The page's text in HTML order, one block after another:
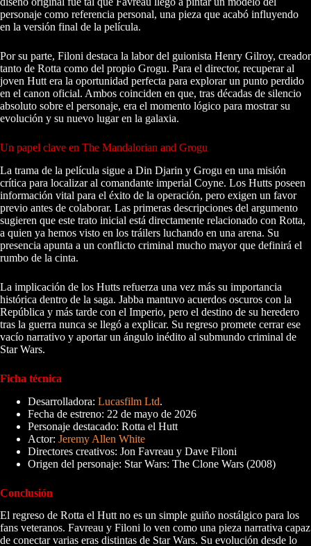
personaje como referencia personal, una pieza que acabó influyendo
en la versión final de la película.
Por su parte, Filoni destaca la labor del guionista Henry Gilroy, creador
tanto de Rotta como del propio Grogu. Para el director, recuperar al
joven Hutt era la oportunidad perfecta para explorar un punto perdido
en el canon oficial. Ambos coinciden en que, tras décadas de silencio
absoluto sobre el personaje, era el momento lógico para mostrar su
evolución y su nuevo lugar en la galaxia.
Un papel clave en The Mandalorian and Grogu
La trama de la película sigue a Din Djarin y Grogu en una misión
crítica para localizar al comandante imperial Coyne. Los Hutts poseen
información vital para el éxito de la operación, pero exigen un favor
previo antes de colaborar. Las primeras descripciones del argumento
sugieren que este trato inicial está directamente relacionado con Rotta,
a quien ya hemos visto en los tráilers luchando en una arena. Su
presencia apunta a un conflicto criminal mucho mayor que definirá el
rumbo de la cinta.
La implicación de los Hutts refuerza una vez más su importancia
histórica dentro de la saga. Jabba mantuvo acuerdos oscuros con la
República y más tarde con el Imperio, pero el destino de su heredero
tras la guerra nunca se llegó a explicar. Su regreso promete cerrar ese
vacío narrativo y aportar un ángulo inédito al submundo criminal de
Star Wars.
Ficha técnica
Desarrolladora: Lucasfilm Ltd.
Fecha de estreno: 22 de mayo de 2026
Personaje destacado: Rotta el Hutt
Actor: Jeremy Allen White
Directores creativos: Jon Favreau y Dave Filoni
Origen del personaje: Star Wars: The Clone Wars (2008)
Conclusión
El regreso de Rotta el Hutt no es un simple guiño nostálgico para los
fans veteranos. Favreau y Filoni lo ven como una pieza narrativa capaz
de conectar varias eras distintas de Star Wars. Su evolución desde lo